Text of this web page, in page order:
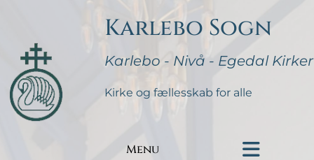
Karlebo Sogn
Karlebo - Nivå - Egedal Kirker
Kirke og fællesskab for alle
Menu